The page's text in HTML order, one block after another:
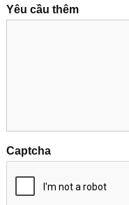
Yêu cầu thêm
Captcha